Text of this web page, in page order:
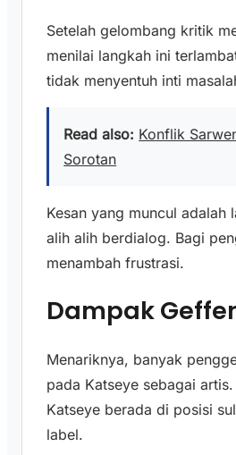
Setelah gelombang kritik
menilai langkah ini
tidak menyentuh inti
Read also: Konflik
Sorotan
Kesan yang muncul
alih alih berdialog. Bagi
menambah frustrasi.
Dampak
Menariknya, banyak
pada Katseye sebagai
Katseye berada di posisi
label.